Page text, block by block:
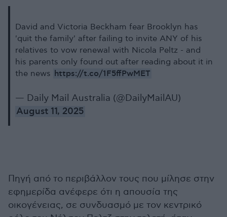
David and Victoria Beckham fear Brooklyn has
'quit the family' after failing to invite ANY of his
relatives to vow renewal with Nicola Peltz - and
his parents only found out after reading about it in
the news https://t.co/1F5ffPwMET
— Daily Mail Australia (@DailyMailAU)
August 11, 2025
Πηγή από το περιβάλλον τους που μίλησε στην
εφημερίδα ανέφερε ότι η απουσία της
οικογένειας, σε συνδυασμό με τον κεντρικό